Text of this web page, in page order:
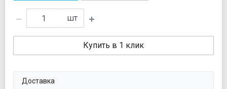
шт
Купить в 1 клик
Доставка